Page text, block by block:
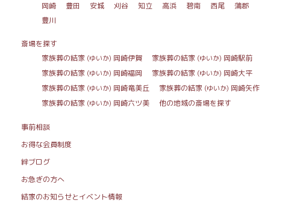
岡崎
豊田 安城 刈谷 知立 高浜 碧南 西尾
蒲郡
豊川
斎場を探す
家族葬の結家 (ゆいか) 岡崎伊賀 家族葬の結家 (ゆいか) 岡崎駅前
家族葬の結家 (ゆいか) 岡崎福岡 家族葬の結家 (ゆいか) 岡崎大平
家族葬の結家 (ゆいか) 岡崎竜美丘 家族葬の結家 (ゆいか) 岡崎矢作
家族葬の結家 (ゆいか) 岡崎六ツ美 他の地域の斎場を探す
事前相談
お得な会員制度
絆ブログ
お急ぎの方へ
結家のお知らせとイベント情報